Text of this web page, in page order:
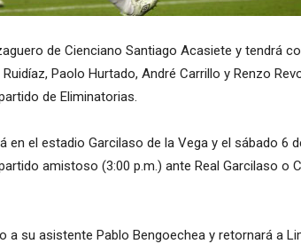
de Cienciano Santiago Acasiete y tendrá
Ruidíaz, Paolo Hurtado, André Carrillo y Renzo
de Eliminatorias.
en el estadio Garcilaso de la Vega y el sábado 6
amistoso (3:00 p.m.) ante Real Garcilaso o
a su asistente Pablo Bengoechea y retornará a